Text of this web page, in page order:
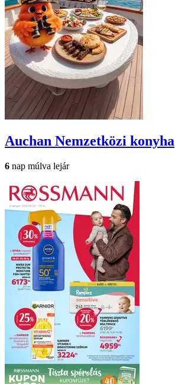
Auchan Nemzetközi konyha
6 nap múlva lejár